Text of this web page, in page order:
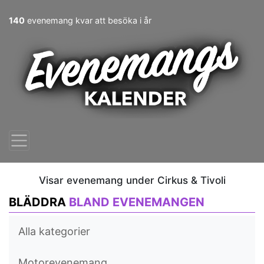
140 evenemang kvar att besöka i år
Visar evenemang under Cirkus & Tivoli
BLÄDDRA BLAND EVENEMANGEN
Alla kategorier